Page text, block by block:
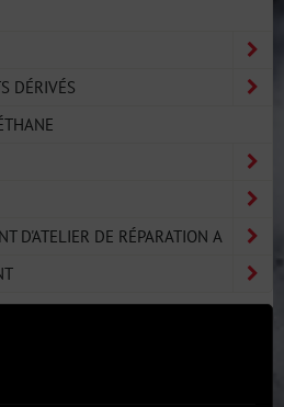
DÉRIVÉS
D'ATELIER DE RÉPARATION A